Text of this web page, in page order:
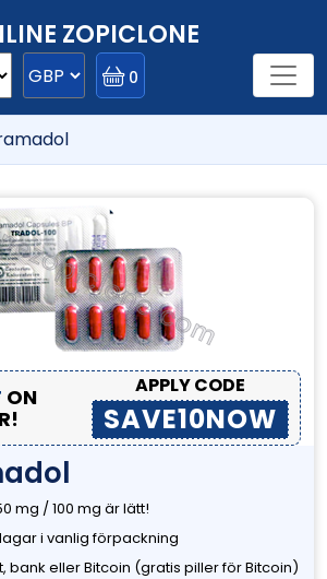
ZOPICLONE
0
ON
APPLY CODE
SAVE10NOW
mg / 100 mg är lätt!
i vanlig förpackning
bank eller Bitcoin (gratis piller för Bitcoin)